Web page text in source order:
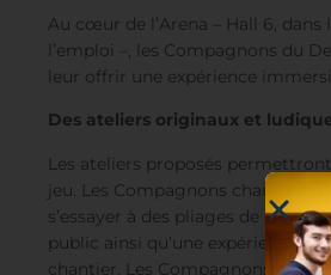
Au cœur de l’Arena – Hall 6, dans
l’emploi –, les Compagnons du
leur offrir une expérience
Des ateliers originaux et
Les ateliers proposés
jeu. Les Compagnons
s’essayer à des pliages de
public ainsi qu’une expérience
chantier. Les Compagnons